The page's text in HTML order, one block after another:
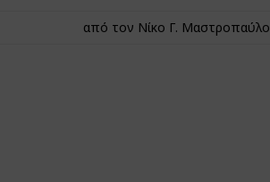
από τον Νίκο Γ. Μαστροπαύλο